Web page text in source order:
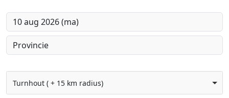
Turnhout ( + 15 km radius)